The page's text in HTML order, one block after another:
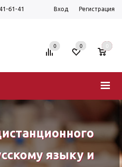
61-41 Вход Регистрация
0 0 0
языку и